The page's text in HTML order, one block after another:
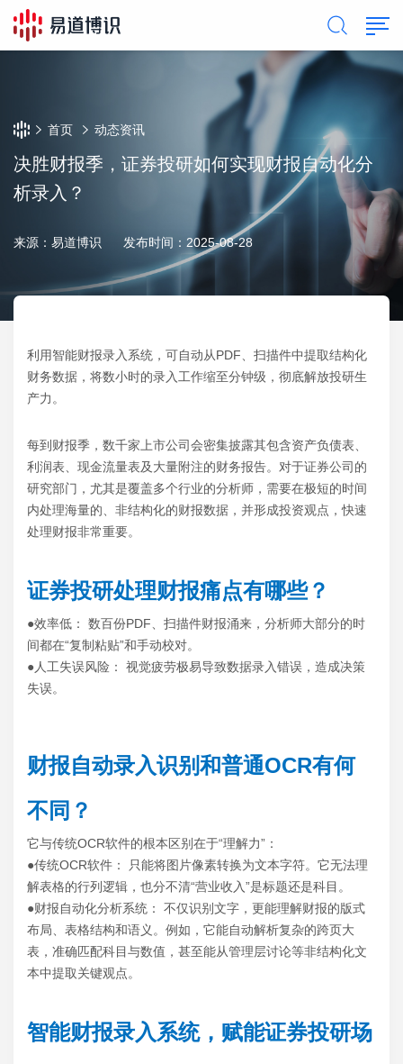
首页 动态资讯
决胜财报季，证券投研如何实现财报自动化分
析录入？
来源：易道博识 发布时间：2025-08-28
利用智能财报录入系统，可自动从PDF、扫描件中提取结构化
财务数据，将数小时的录入工作缩至分钟级，彻底解放投研生
产力。
每到财报季，数千家上市公司会密集披露其包含资产负债表、
利润表、现金流量表及大量附注的财务报告。对于证券公司的
研究部门，尤其是覆盖多个行业的分析师，需要在极短的时间
内处理海量的、非结构化的财报数据，并形成投资观点，快速
处理财报非常重要。
证券投研处理财报痛点有哪些？
●效率低： 数百份PDF、扫描件财报涌来，分析师大部分的时
间都在“复制粘贴”和手动校对。
●人工失误风险： 视觉疲劳极易导致数据录入错误，造成决策
失误。
财报自动录入识别和普通OCR有何
不同？
它与传统OCR软件的根本区别在于“理解力”：
●传统OCR软件： 只能将图片像素转换为文本字符。它无法理
解表格的行列逻辑，也分不清“营业收入”是标题还是科目。
●财报自动化分析系统： 不仅识别文字，更能理解财报的版式
布局、表格结构和语义。例如，它能自动解析复杂的跨页大
表，准确匹配科目与数值，甚至能从管理层讨论等非结构化文
本中提取关键观点。
智能财报录入系统，赋能证券投研场